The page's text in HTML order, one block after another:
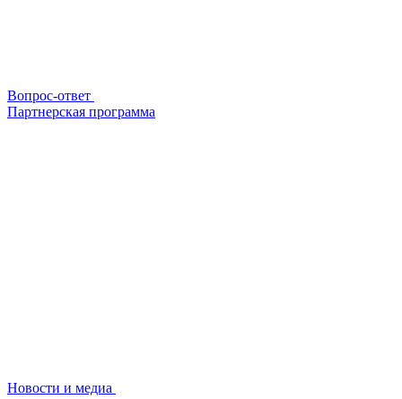
Вопрос-ответ
Партнерская программа
Новости и медиа